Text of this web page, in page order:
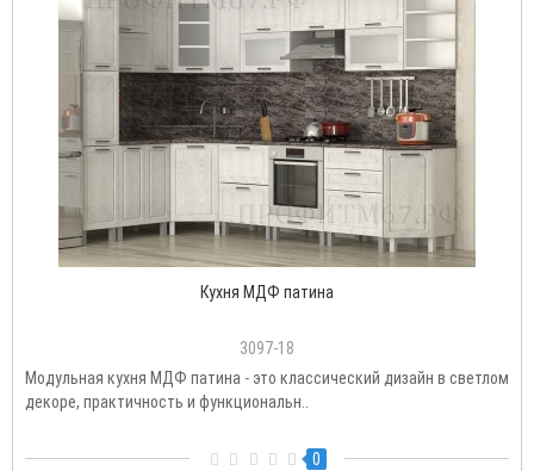
Кухня МДФ патина
3097-18
Модульная кухня МДФ патина - это классический дизайн в светлом
декоре, практичность и функциональн..
0